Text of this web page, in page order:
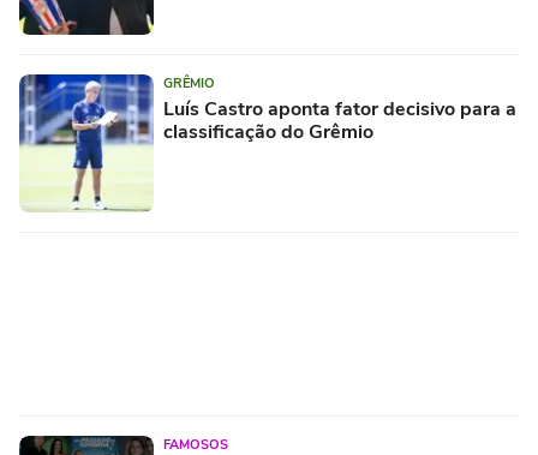
GRÊMIO
Luís Castro aponta fator decisivo para a
classificação do Grêmio
FAMOSOS